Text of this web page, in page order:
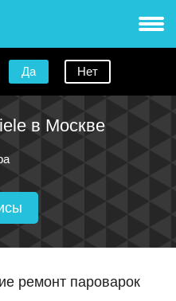
Да Нет
в Москве
ремонт пароварок